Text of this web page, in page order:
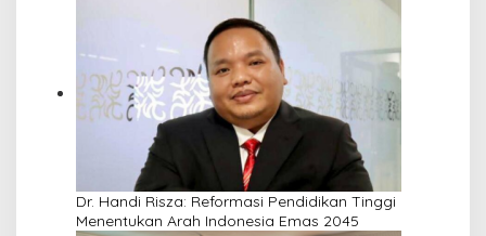
Dr. Handi Risza: Reformasi Pendidikan Tinggi
Menentukan Arah Indonesia Emas 2045